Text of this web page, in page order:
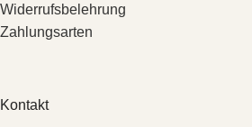
Widerrufsbelehrung
Zahlungsarten
Kontakt